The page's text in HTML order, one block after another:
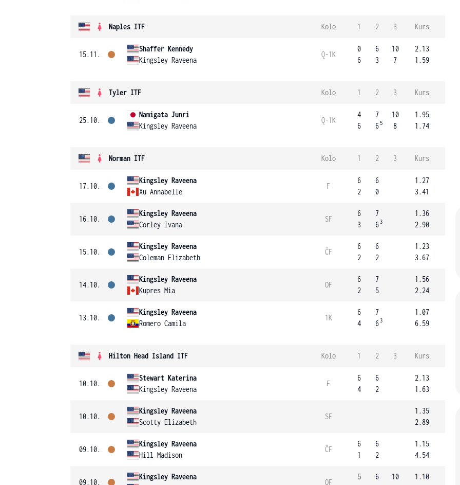
Naples ITF Kolo 1 2 3 Kurs
15.11.
Shaffer Kennedy
Kingsley Raveena
Q-1K
0
6
6
3
10
7
2.13
1.59
Tyler ITF Kolo 1 2 3 Kurs
25.10.
Namigata Junri
Kingsley Raveena
Q-1K
4
6
7
6 5
10
8
1.95
1.74
Norman ITF Kolo 1 2 3 Kurs
17.10.
Kingsley Raveena
Xu Annabelle
F
6
2
6
0
1.27
3.41
16.10.
Kingsley Raveena
Corley Ivana
SF
6
3
7
6 3
1.36
2.90
15.10.
Kingsley Raveena
Coleman Elizabeth
ČF
6
2
6
2
1.23
3.67
14.10.
Kingsley Raveena
Kupres Mia
OF
6
2
7
5
1.56
2.24
13.10.
Kingsley Raveena
Romero Camila
1K
6
4
7
6 3
1.07
6.59
Hilton Head Island ITF Kolo 1 2 3 Kurs
10.10.
Stewart Katerina
Kingsley Raveena
F
6
4
6
2
2.13
1.63
10.10.
Kingsley Raveena
Scotty Elizabeth
SF
1.35
2.89
09.10.
Kingsley Raveena
Hill Madison
ČF
6
1
6
2
1.15
4.54
09.10.
Kingsley Raveena
OF
5
6
10
1.10